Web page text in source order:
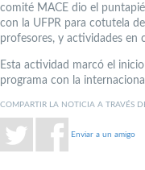
comité MACE dio el
con la UFPR para cotutela
profesores, y actividades en
Esta actividad marcó el
programa con la
COMPARTIR LA NOTICIA A TRAVÉS
Enviar a un amigo